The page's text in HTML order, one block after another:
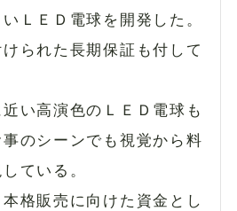
ＬＥＤ電球を開発した。
られた長期保証も付して
い高演色のＬＥＤ電球も
のシーンでも視覚から料
ている。
格販売に向けた資金とし